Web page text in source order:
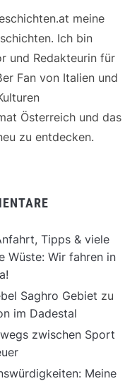
meine
Ich bin
und Redakteurin für
Fan von Italien und
Österreich und das
zu entdecken.
Tipps & viele
Wüste: Wir fahren in
Saghro Gebiet zu
im Dadestal
zwischen Sport
Meine